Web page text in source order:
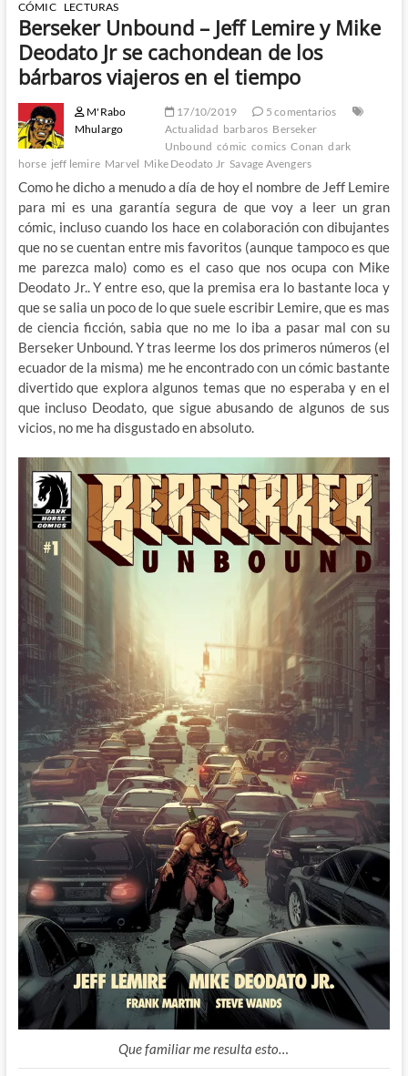
CÓMIC LECTURAS
Berseker Unbound – Jeff Lemire y Mike
Deodato Jr se cachondean de los
bárbaros viajeros en el tiempo
M'Rabo
Mhulargo
17/10/2019
5 comentarios
Actualidad barbaros Berseker
Unbound cómic comics Conan dark
horse jeff lemire Marvel Mike Deodato Jr Savage Avengers
Como he dicho a menudo a día de hoy el nombre de Jeff Lemire
para mi es una garantía segura de que voy a leer un gran
cómic, incluso cuando los hace en colaboración con dibujantes
que no se cuentan entre mis favoritos (aunque tampoco es que
me parezca malo) como es el caso que nos ocupa con Mike
Deodato Jr.. Y entre eso, que la premisa era lo bastante loca y
que se salia un poco de lo que suele escribir Lemire, que es mas
de ciencia ficción, sabia que no me lo iba a pasar mal con su
Berseker Unbound. Y tras leerme los dos primeros números (el
ecuador de la misma) me he encontrado con un cómic bastante
divertido que explora algunos temas que no esperaba y en el
que incluso Deodato, que sigue abusando de algunos de sus
vicios, no me ha disgustado en absoluto.
Que familiar me resulta esto…